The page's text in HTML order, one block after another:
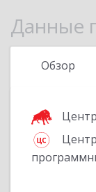
Данные
Обзор